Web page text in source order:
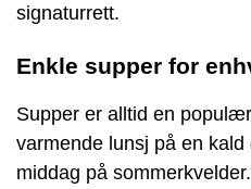
signaturrett.
Enkle supper for
Supper er alltid en
varmende lunsj på en
middag på